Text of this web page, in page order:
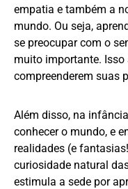
empatia e também a
mundo. Ou seja,
se preocupar com o
muito importante. Isso
compreenderem suas
Além disso, na
conhecer o mundo, e
realidades (e
curiosidade natural
estimula a sede por